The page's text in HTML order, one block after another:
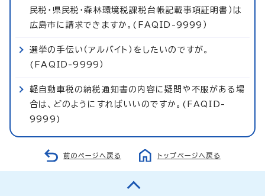
民税・県民税・森林環境税課税台帳記載事項証明書）は
広島市に請求できますか。(FAQID-9999）
選挙の手伝い（アルバイト）をしたいのですが。
(FAQID-9999）
軽自動車税の納税通知書の内容に疑問や不服がある場
合は、どのようにすればいいのですか。(FAQID-
9999)
前のページへ戻る トップページへ戻る